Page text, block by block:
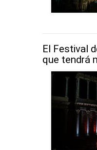
El Festival
que tendrá